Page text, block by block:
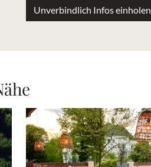
Unverbindlich Infos einholen